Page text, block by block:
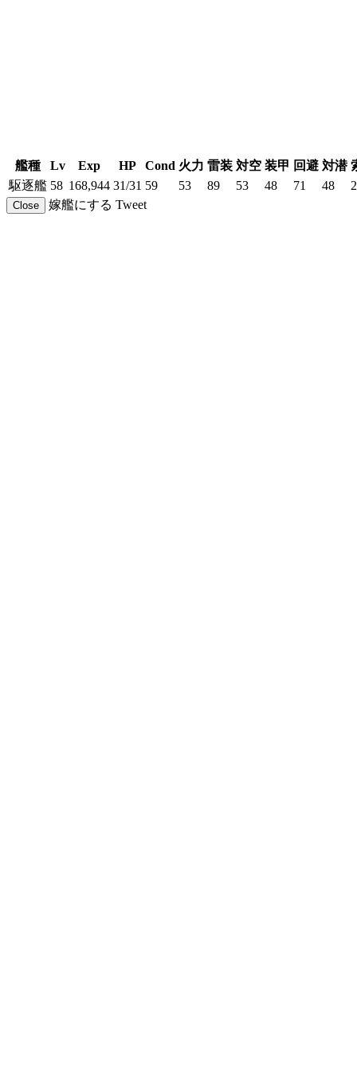
艦種 Lv Exp HP Cond 火力 雷装 対空 装甲 回避 対潜
駆逐艦 58 168,944 31/31 59 53 89 53 48 71 48
Close 嫁艦にする Tweet